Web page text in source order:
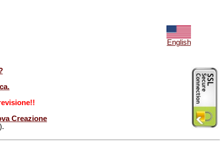
English
Creazione